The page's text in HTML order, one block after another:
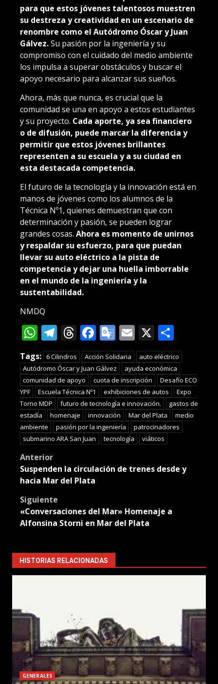
para que estos jóvenes talentosos muestren
su destreza y creatividad en un escenario de
renombre como el Autódromo Óscar y Juan
Gálvez.Su pasión por la ingeniería y su
compromiso con el cuidado del medio ambiente
los impulsa a superar obstáculos y buscar el
apoyo necesario para alcanzar sus sueños.
Ahora, más que nunca, es crucial que la
comunidad se una en apoyo a estos estudiantes
y su proyecto. Cada aporte, ya sea financiero
o de difusión, puede marcar la diferencia y
permitir que estos jóvenes brillantes
representen a su escuela y a su ciudad en
esta destacada competencia.
El futuro de la tecnología y la innovación está en
manos de jóvenes como los alumnos de la
Técnica Nº1, quienes demuestran que con
determinación y pasión, se pueden lograr
grandes cosas. Ahora es momento de unirnos
y respaldar su esfuerzo, para que puedan
llevar su auto eléctrico a la pista de
competencia y dejar una huella imborrable
en el mundo de la ingeniería y la
sustentabilidad.
NMDQ
WhatsApp
Telegram
Threads
Facebook
Google
Translate
Email
X
Tags: 6 Cilindros Acción Solidaria
auto eléctrico
Autódromo Óscar y Juan Gálvez
ayuda económica
comunidad de apoyo
cuota de inscripción
Desafío ECO
YPF
Escuela Técnica Nº1 exhibiciones de autos
Expo
Torno MDP
futuro de tecnología e innovación.
gastos de
estadía
homenaje innovación Mar del Plata
medio
ambiente
pasión por la ingeniería
patrocinadores
submarino ARA San Juan
tecnología viáticos
Post
navigation
Anterior
Suspenden la circulación de trenes desde y
hacia Mar del Plata
Siguiente
«Conversaciones del Mar» Homenaje a
Alfonsina Storni en Mar del Plata
HISTORIAS RELACIONADAS
GENERALES